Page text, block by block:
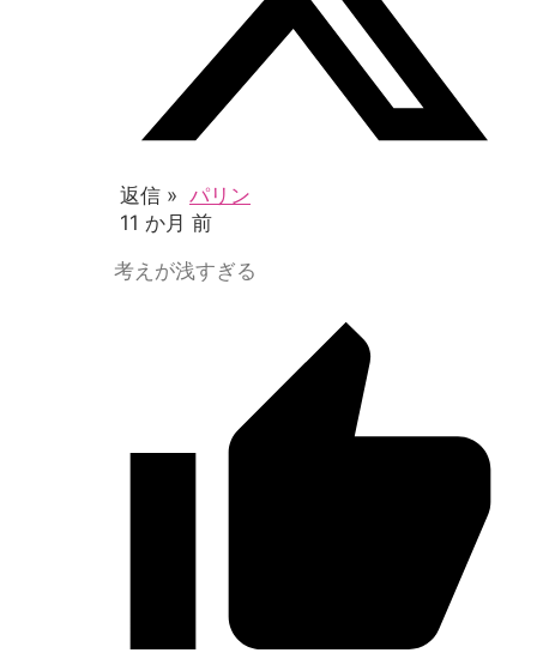
返信 » パリン
11 か月 前
考えが浅すぎる